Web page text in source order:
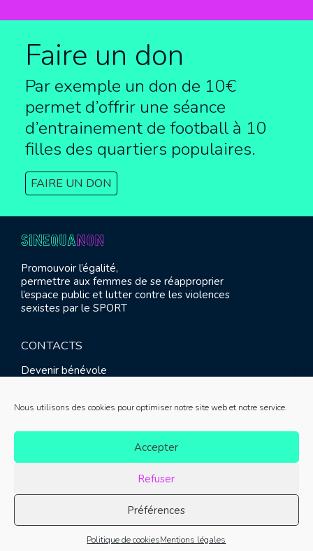
Nous utilisons des cookies pour optimiser notre site web et notre service.
Accepter
Refuser
Préférences
Politique de cookiesMentions légales
Faire un don
Par exemple un don de 10€
permet d’offrir une séance
d’entrainement de football à 10
filles des quartiers populaires.
FAIRE UN DON
Promouvoir l’égalité,
permettre aux femmes de se réapproprier
l’espace public et lutter contre les violences
sexistes par le SPORT
CONTACTS
Devenir bénévole
Contact
© SINE QUA NON 2021 |Mentions légales|Réalisation :
Meliatis